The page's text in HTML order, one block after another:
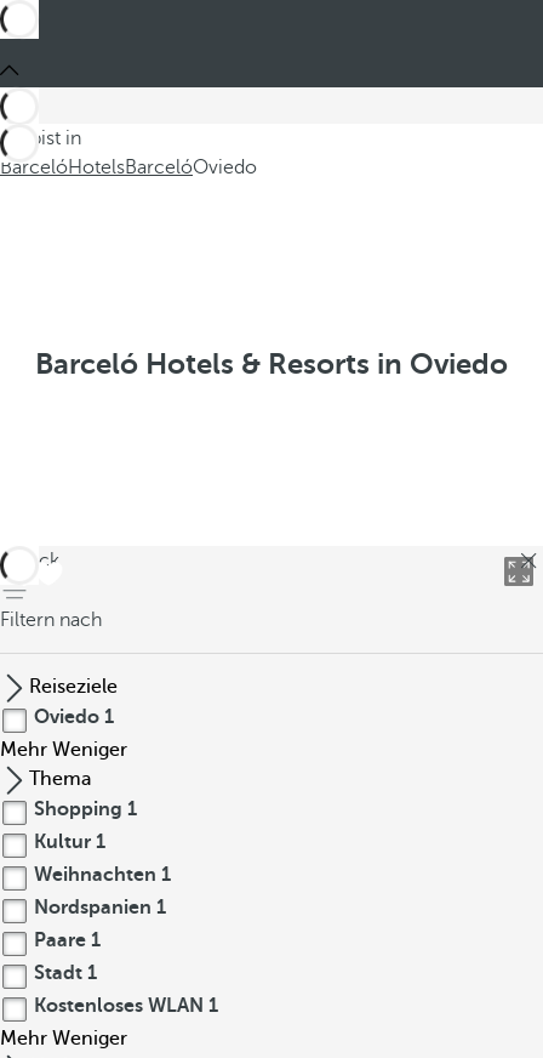
Du bist in
BarcelóHotelsBarcelóOviedo
Barceló Hotels & Resorts in Oviedo
zurück
Filtern nach
Reiseziele
Oviedo 1
Mehr Weniger
Thema
Shopping 1
Kultur 1
Weihnachten 1
Nordspanien 1
Paare 1
Stadt 1
Kostenloses WLAN 1
Mehr Weniger